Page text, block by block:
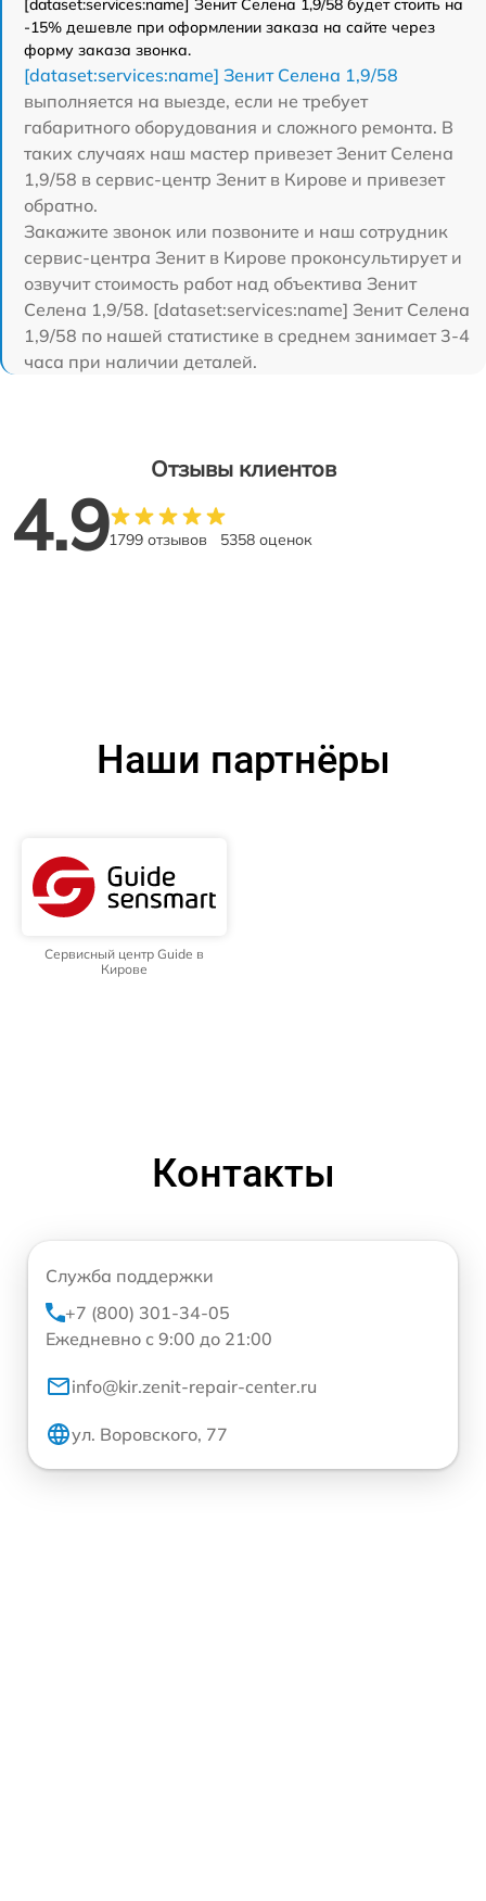
[dataset:services:name] Зенит Селена 1,9/58 будет стоить на
-15% дешевле при оформлении заказа на сайте через
форму заказа звонка.
[dataset:services:name] Зенит Селена 1,9/58
выполняется на выезде, если не требует
габаритного оборудования и сложного ремонта. В
таких случаях наш мастер привезет Зенит Селена
1,9/58 в сервис-центр Зенит в Кирове и привезет
обратно.
Закажите звонок или позвоните и наш сотрудник
сервис-центра Зенит в Кирове проконсультирует и
озвучит стоимость работ над объектива Зенит
Селена 1,9/58. [dataset:services:name] Зенит Селена
1,9/58 по нашей статистике в среднем занимает 3-4
часа при наличии деталей.
Отзывы клиентов
4.91799 отзывов 5358 оценок
Наши партнёры
Сервисный центр Guide в
Кирове
Контакты
Служба поддержки
+7 (800) 301-34-05
Ежедневно с 9:00 до 21:00
info@kir.zenit-repair-center.ru
ул. Воровского, 77